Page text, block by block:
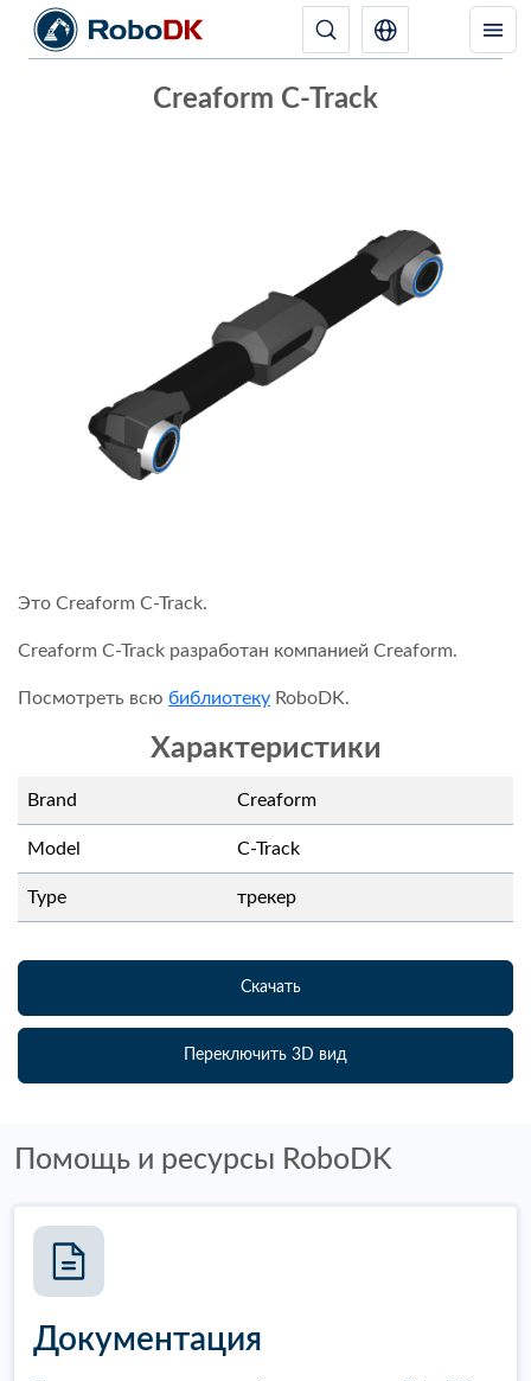
Creaform C-Track
Это Creaform C-Track.
Creaform C-Track разработан компанией Creaform.
Посмотреть всю библиотеку RoboDK.
Характеристики
Brand Creaform
Model C-Track
Type трекер
Скачать
Переключить 3D вид
Помощь и ресурсы RoboDK
Документация